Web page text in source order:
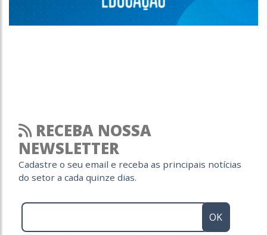
RECEBA NOSSA
NEWSLETTER
Cadastre o seu email e receba as principais notícias
do setor a cada quinze dias.